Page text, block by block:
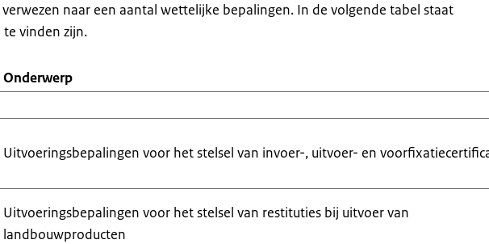
naar een aantal wettelijke bepalingen. In de volgende tabel staat
te vinden zijn.
Onderwerp
Uitvoeringsbepalingen voor het stelsel van invoer-, uitvoer- en
Uitvoeringsbepalingen voor het stelsel van restituties bij uitvoer van
landbouwproducten